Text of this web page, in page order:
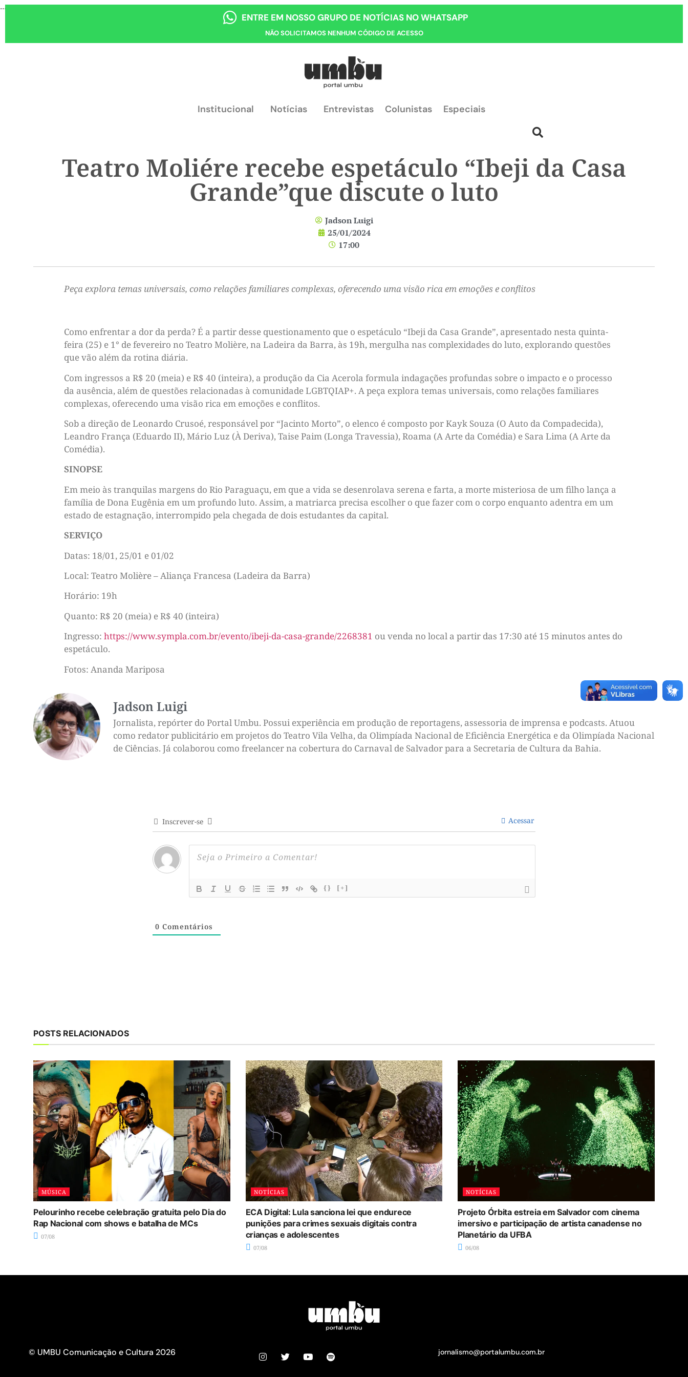
...
ENTRE EM NOSSO GRUPO DE NOTÍCIAS NO WHATSAPP
NÃO SOLICITAMOS NENHUM CÓDIGO DE ACESSO
Institucional Notícias Entrevistas Colunistas Especiais
Teatro Moliére recebe espetáculo “Ibeji da Casa
Grande”que discute o luto
Jadson Luigi
25/01/2024
17:00
Peça explora temas universais, como relações familiares complexas, oferecendo uma visão rica em emoções e conflitos
Como enfrentar a dor da perda? É a partir desse questionamento que o espetáculo “Ibeji da Casa Grande”, apresentado nesta quinta-
feira (25) e 1° de fevereiro no Teatro Molière, na Ladeira da Barra, às 19h, mergulha nas complexidades do luto, explorando questões
que vão além da rotina diária.
Com ingressos a R$ 20 (meia) e R$ 40 (inteira), a produção da Cia Acerola formula indagações profundas sobre o impacto e o processo
da ausência, além de questões relacionadas à comunidade LGBTQIAP+. A peça explora temas universais, como relações familiares
complexas, oferecendo uma visão rica em emoções e conflitos.
Sob a direção de Leonardo Crusoé, responsável por “Jacinto Morto”, o elenco é composto por Kayk Souza (O Auto da Compadecida),
Leandro França (Eduardo II), Mário Luz (À Deriva), Taise Paim (Longa Travessia), Roama (A Arte da Comédia) e Sara Lima (A Arte da
Comédia).
SINOPSE
Em meio às tranquilas margens do Rio Paraguaçu, em que a vida se desenrolava serena e farta, a morte misteriosa de um filho lança a
família de Dona Eugênia em um profundo luto. Assim, a matriarca precisa escolher o que fazer com o corpo enquanto adentra em um
estado de estagnação, interrompido pela chegada de dois estudantes da capital.
SERVIÇO
Datas: 18/01, 25/01 e 01/02
Local: Teatro Molière – Aliança Francesa (Ladeira da Barra)
Horário: 19h
Quanto: R$ 20 (meia) e R$ 40 (inteira)
Ingresso: https://www.sympla.com.br/evento/ibeji-da-casa-grande/2268381 ou venda no local a partir das 17:30 até 15 minutos antes do
espetáculo.
Fotos: Ananda Mariposa
Jadson Luigi
Jornalista, repórter do Portal Umbu. Possui experiência em produção de reportagens, assessoria de imprensa e podcasts. Atuou
como redator publicitário em projetos do Teatro Vila Velha, da Olimpíada Nacional de Eficiência Energética e da Olimpíada Nacional
de Ciências. Já colaborou como freelancer na cobertura do Carnaval de Salvador para a Secretaria de Cultura da Bahia.
Inscrever-se Acessar
{} [+]
0 Comentários
POSTS RELACIONADOS
MÚSICA
Pelourinho recebe celebração gratuita pelo Dia do
Rap Nacional com shows e batalha de MCs
07/08
NOTÍCIAS
ECA Digital: Lula sanciona lei que endurece
punições para crimes sexuais digitais contra
crianças e adolescentes
07/08
NOTÍCIAS
Projeto Órbita estreia em Salvador com cinema
imersivo e participação de artista canadense no
Planetário da UFBA
06/08
© UMBU Comunicação e Cultura 2026 jornalismo@portalumbu.com.br